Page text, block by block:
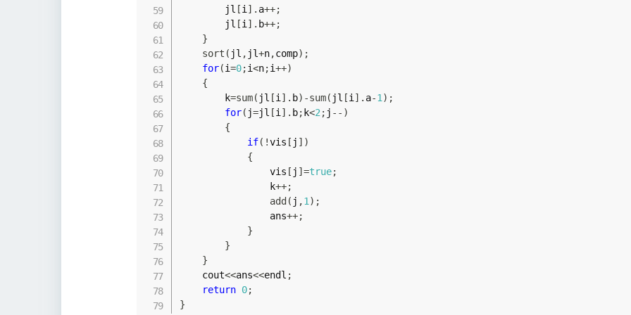
        jl
[i ] . a++;
        jl
[i ] . b++;
}
sort ( jl , jl+n,comp) ;
for(i=0;i<n;i++)
{
        k
=sum( jl [i ] . b) -sum( jl [i ] . a-1 ) ;
for( j=jl [i ] . b; k<2 ; j -- )
{
if( !vis [ j ] )
{
                vis
[ j ] =true;
                k
++;
add ( j ,1 ) ;
                ans
++;
}
}
}
    cout
<<ans<<endl ;
return 0;
}